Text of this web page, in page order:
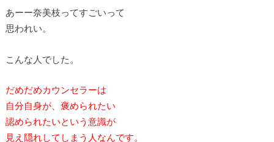
あーー奈美枝ってすごいって
思われい。
こんな人でした。
だめだめカウンセラーは
自分自身が、褒められたい
認められたいという意識が
見え隠れしてしまう人なんです。